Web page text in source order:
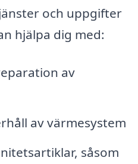
och uppgifter
hjälpa dig med:
av
av värmesystem
såsom